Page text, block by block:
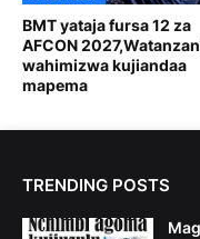
BMT yataja fursa 12 za
AFCON
wahimizwa kujiandaa
mapema
TRENDING POSTS